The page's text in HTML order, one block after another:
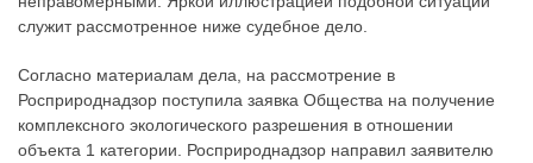
служит рассмотренное ниже судебное дело.
Согласно материалам дела, на рассмотрение в
Росприроднадзор поступила заявка Общества на получение
комплексного экологического разрешения в отношении
объекта 1 категории. Росприроднадзор направил заявителю